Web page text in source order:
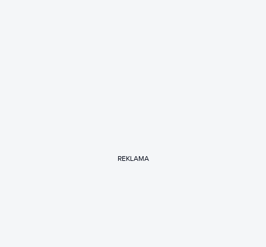
REKLAMA